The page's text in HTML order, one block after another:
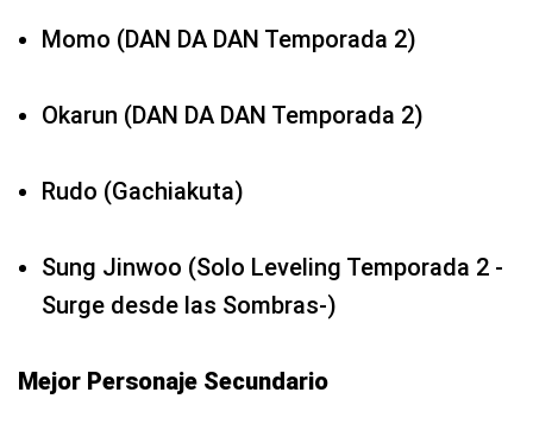
Momo (DAN DA DAN Temporada 2)
Okarun (DAN DA DAN Temporada 2)
Rudo (Gachiakuta)
Sung Jinwoo (Solo Leveling Temporada 2 -
Surge desde las Sombras-)
Mejor Personaje Secundario